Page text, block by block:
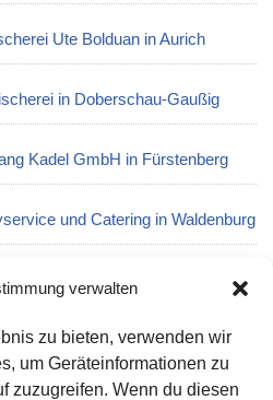
verwalten
zu bieten, verwenden wir
um Geräteinformationen zu
zuzugreifen. Wenn du diesen
Ute Bolduan in Aurich
in Doberschau-Gaußig
Kadel GmbH in Fürstenberg
und Catering in Waldenburg
in Memmingen